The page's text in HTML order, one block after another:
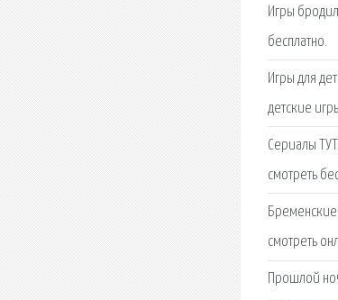
Игры
бесплатно.
Игры для
детские
Сериалы
смотреть
смотреть
Прошлой